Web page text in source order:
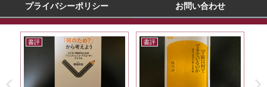
プライバシーポリシー お問い合わせ
書評 書評